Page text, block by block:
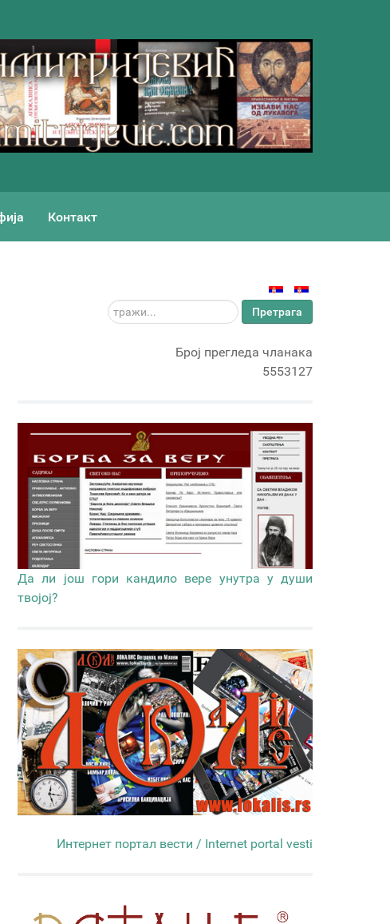
Контакт
тражи... Претрага
Број прегледа чланака
5553127
Да ли још гори кандило вере унутра у души
твојој?
Интернет портал вести / Internet portal vesti